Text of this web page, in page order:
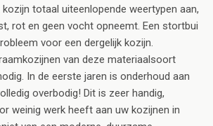
totaal uiteenlopende weertypen aan,
rot en geen vocht opneemt. Een stortbui
voor een dergelijk kozijn.
van deze materiaalsoort
In de eerste jaren is onderhoud aan
overbodig! Dit is zeer handig,
weinig werk heeft aan uw kozijnen in